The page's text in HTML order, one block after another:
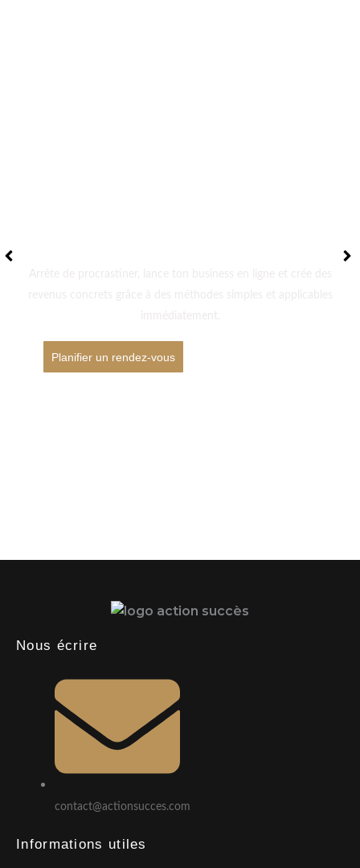
Planifier un rendez-vous
Nous écrire
contact@actionsucces.com
Informations utiles